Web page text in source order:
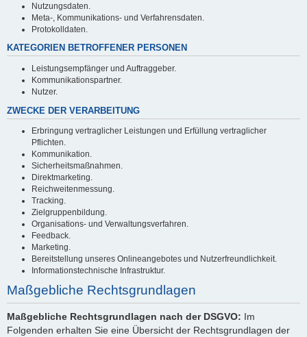
Nutzungsdaten.
Meta-, Kommunikations- und Verfahrensdaten.
Protokolldaten.
KATEGORIEN BETROFFENER PERSONEN
Leistungsempfänger und Auftraggeber.
Kommunikationspartner.
Nutzer.
ZWECKE DER VERARBEITUNG
Erbringung vertraglicher Leistungen und Erfüllung vertraglicher
Pflichten.
Kommunikation.
Sicherheitsmaßnahmen.
Direktmarketing.
Reichweitenmessung.
Tracking.
Zielgruppenbildung.
Organisations- und Verwaltungsverfahren.
Feedback.
Marketing.
Bereitstellung unseres Onlineangebotes und Nutzerfreundlichkeit.
Informationstechnische Infrastruktur.
Maßgebliche Rechtsgrundlagen
Maßgebliche Rechtsgrundlagen nach der DSGVO: Im
Folgenden erhalten Sie eine Übersicht der Rechtsgrundlagen der